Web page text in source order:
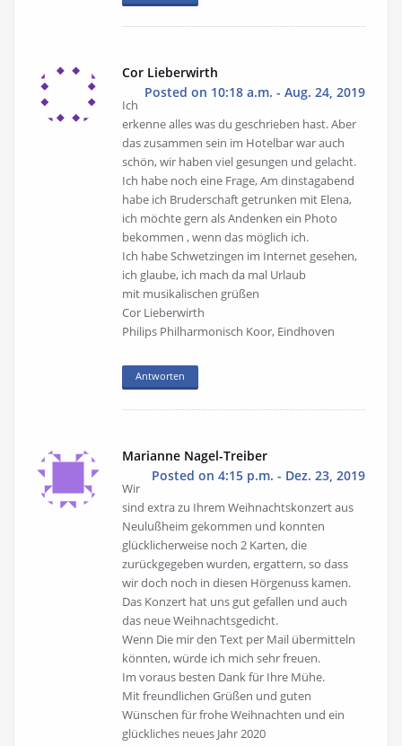
Cor Lieberwirth
Posted on 10:18 a.m. - Aug. 24, 2019
Ich
erkenne alles was du geschrieben hast. Aber
das zusammen sein im Hotelbar war auch
schön, wir haben viel gesungen und gelacht.
Ich habe noch eine Frage, Am dinstagabend
habe ich Bruderschaft getrunken mit Elena,
ich möchte gern als Andenken ein Photo
bekommen , wenn das möglich ich.
Ich habe Schwetzingen im Internet gesehen,
ich glaube, ich mach da mal Urlaub
mit musikalischen grüßen
Cor Lieberwirth
Philips Philharmonisch Koor, Eindhoven
Antworten
Marianne Nagel-Treiber
Posted on 4:15 p.m. - Dez. 23, 2019
Wir
sind extra zu Ihrem Weihnachtskonzert aus
Neulußheim gekommen und konnten
glücklicherweise noch 2 Karten, die
zurückgegeben wurden, ergattern, so dass
wir doch noch in diesen Hörgenuss kamen.
Das Konzert hat uns gut gefallen und auch
das neue Weihnachtsgedicht.
Wenn Die mir den Text per Mail übermitteln
könnten, würde ich mich sehr freuen.
Im voraus besten Dank für Ihre Mühe.
Mit freundlichen Grüßen und guten
Wünschen für frohe Weihnachten und ein
glückliches neues Jahr 2020